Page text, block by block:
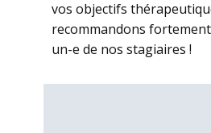
vos objectifs
recommandons
un-e de nos stagiaires !